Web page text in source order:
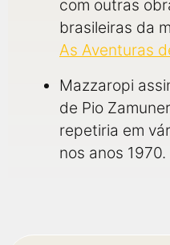
com outras
brasileiras da
As Aventuras
Mazzaropi
de Pio
repetiria em
nos anos 1970.